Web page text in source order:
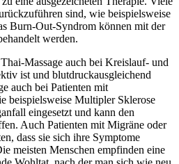
sind, wie beispielsweise
Burn-Out-Syndrom können mit der
werden.
Massage auch bei Kreislauf- und
ist und blutdruckausgleichend
auch bei Patienten mit
beispielsweise Multipler Sklerose
eingesetzt und kann den
Auch Patienten mit Migräne oder
dass sie sich ihre Symptome
meisten Menschen empfinden eine